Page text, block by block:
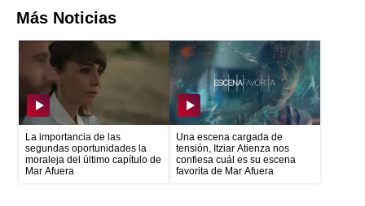
Más Noticias
La importancia de las
segundas oportunidades la
moraleja del último capítulo de
Mar Afuera
Una escena cargada de
tensión, Itziar Atienza nos
confiesa cuál es su escena
favorita de Mar Afuera